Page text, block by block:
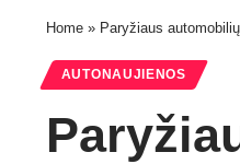
Home » Paryžiaus
AUTONAUJIENOS